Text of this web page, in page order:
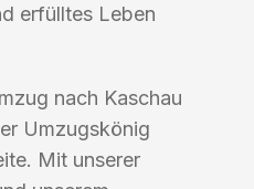
erfülltes Leben
nach Kaschau
Umzugskönig
Mit unserer